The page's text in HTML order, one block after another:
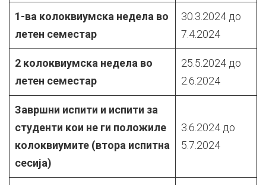
1-ва колоквиумска недела во
летен семестар
30.3.2024 до
7.4.2024
2 колоквиумска недела во
летен семестар
25.5.2024 до
2.6.2024
Завршни испити и испити за
студенти кои не ги положиле
колоквиумите (втора испитна
сесија)
3.6.2024 до
5.7.2024